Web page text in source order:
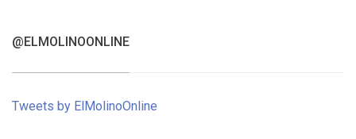
@ELMOLINOONLINE
Tweets by ElMolinoOnline